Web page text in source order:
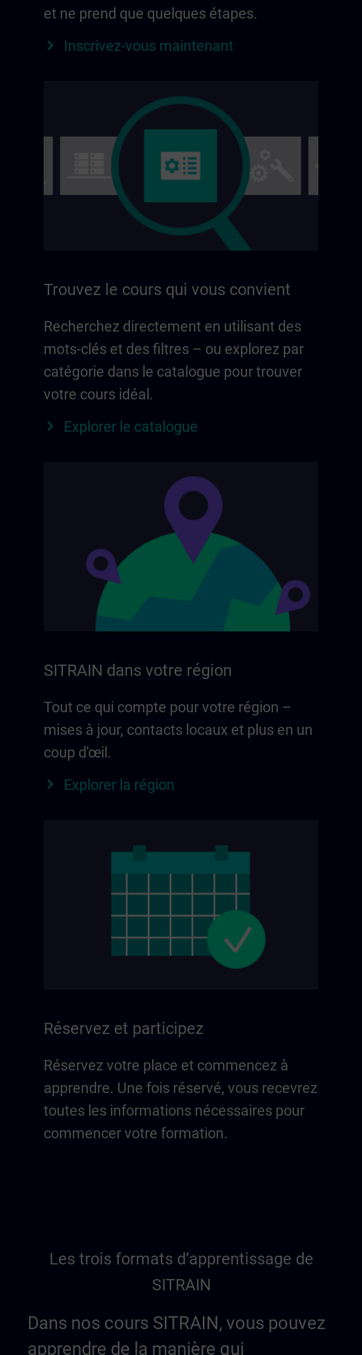
et ne prend que quelques étapes.
Inscrivez-vous maintenant
Trouvez le cours qui vous convient
Recherchez directement en utilisant des
mots-clés et des filtres – ou explorez par
catégorie dans le catalogue pour trouver
votre cours idéal.
Explorer le catalogue
SITRAIN dans votre région
Tout ce qui compte pour votre région –
mises à jour, contacts locaux et plus en un
coup d'œil.
Explorer la région
Réservez et participez
Réservez votre place et commencez à
apprendre. Une fois réservé, vous recevrez
toutes les informations nécessaires pour
commencer votre formation.
Les trois formats d’apprentissage de
SITRAIN
Dans nos cours SITRAIN, vous pouvez
apprendre de la manière qui